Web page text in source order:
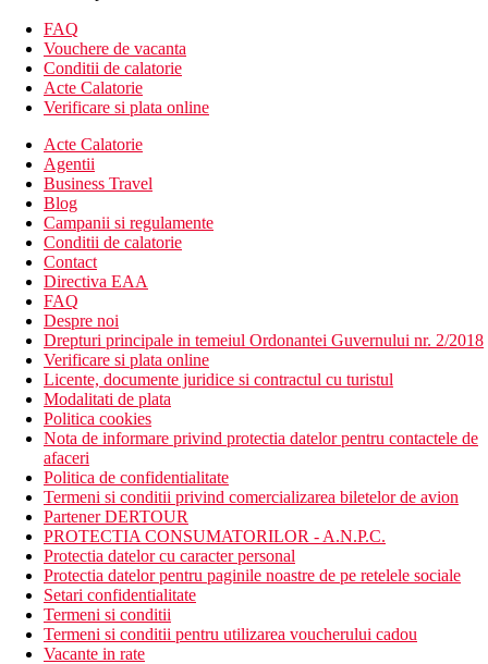
Alte tipuri de camere (daca nu se specifica altfel, camerele
au facilitatile de mai sus):
Camera dubla, vedere la mare
Suita, vedere la mare: camera cu zona de zi
Descrierea hotelului
restaurant
bar langa piscina
camera comuna cu televizor
piscina (sezlonguri si umbrele gratuite, prosoape contra
piscina interioara
parcare (inclusa in pret)
Descrierea plajei
nisipos cu pietricele
sezlonguri si umbrele gratuite
transfer cu autobuzul la plajă și înapoi (funcționează la
orele specificate de hotel)
Activitati sportive gratuite
fitness
tenis de masa
teren de tenis
Activitati sportive contra cost
biliard
sauna
centru SPA
FAQ
Vouchere de vacanta
Conditii de calatorie
Acte Calatorie
Verificare si plata online
Acte Calatorie
Agentii
Business Travel
Blog
Campanii si regulamente
Conditii de calatorie
Contact
Directiva EAA
FAQ
Despre noi
Drepturi principale in temeiul Ordonantei Guvernului nr. 2/2018
Verificare si plata online
Licente, documente juridice si contractul cu turistul
Modalitati de plata
Politica cookies
Nota de informare privind protectia datelor pentru contactele de
afaceri
Politica de confidentialitate
Termeni si conditii privind comercializarea biletelor de avion
Partener DERTOUR
PROTECTIA CONSUMATORILOR - A.N.P.C.
Protectia datelor cu caracter personal
Protectia datelor pentru paginile noastre de pe retelele sociale
Setari confidentialitate
Termeni si conditii
Termeni si conditii pentru utilizarea voucherului cadou
Vacante in rate